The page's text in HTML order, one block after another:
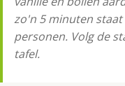
zo'n 5 minuten
personen. Volg de
tafel.